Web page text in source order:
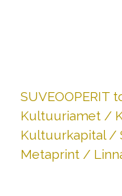
SUVEOOPERIT
Kultuuriamet /
Kultuurkapital /
Metaprint /